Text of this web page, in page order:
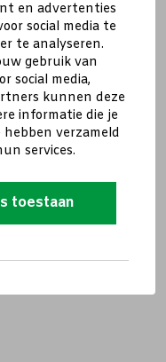
en advertenties
social media te
te analyseren.
gebruik van
social media,
kunnen deze
informatie die je
verzameld
services.
toestaan